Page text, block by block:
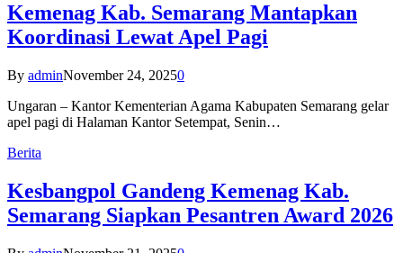
Kemenag Kab. Semarang Mantapkan
Koordinasi Lewat Apel Pagi
By adminNovember 24, 20250
Ungaran – Kantor Kementerian Agama Kabupaten Semarang gelar
apel pagi di Halaman Kantor Setempat, Senin…
Berita
Kesbangpol Gandeng Kemenag Kab.
Semarang Siapkan Pesantren Award 2026